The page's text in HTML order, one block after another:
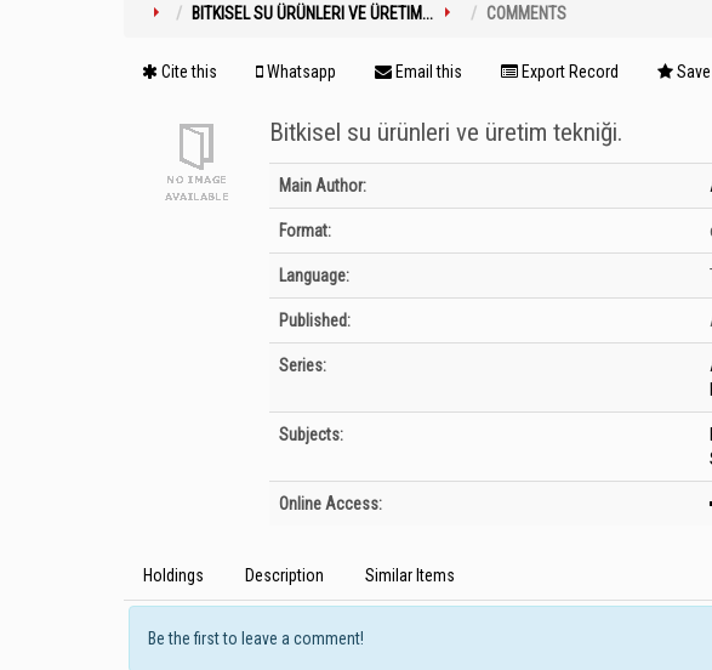
BITKISEL SU ÜRÜNLERI VE ÜRETIM... COMMENTS
Cite this Whatsapp Email this Export Record
Bitkisel su ürünleri ve üretim tekniği.
Bibliographic Details
Main Author:
Format:
Language:
Published:
Series:
Subjects:
Online Access:
Holdings Description Similar Items
Be the first to leave a comment!